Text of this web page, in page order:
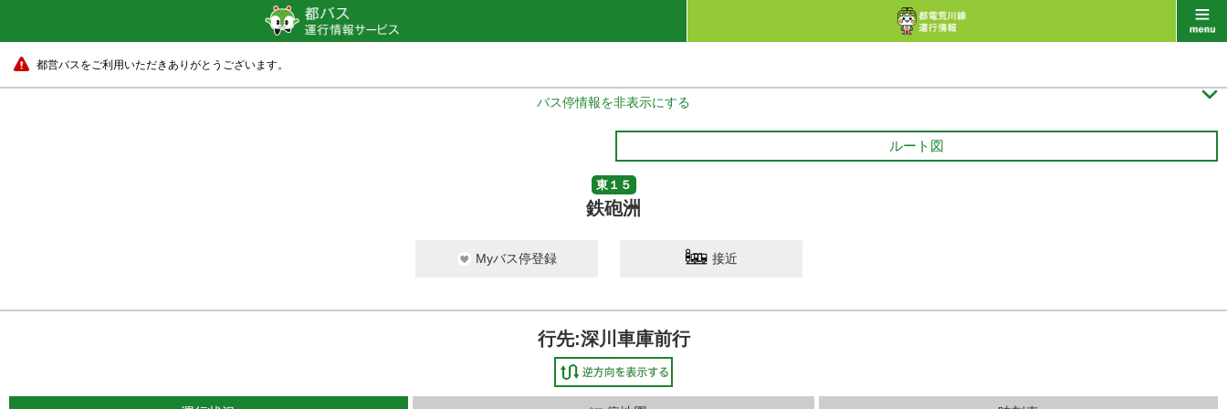
都営バスをご利用いただきありがとうございます。
バス停情報を非表示にする 
ルート図
東１５
鉄砲洲
Myバス停登録 接近
行先:深川車庫前行